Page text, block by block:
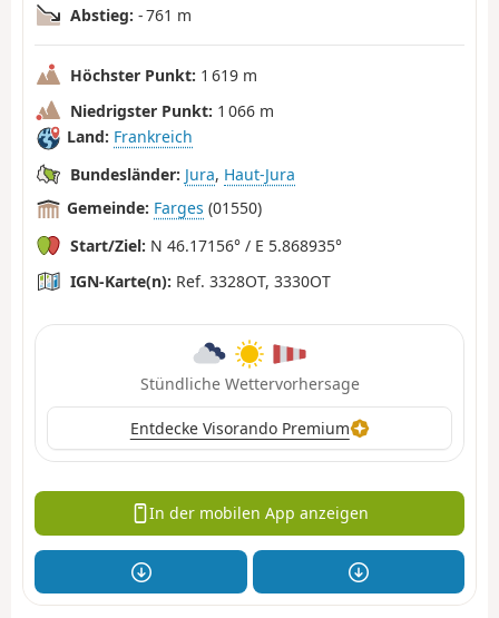
Abstieg: - 761 m
Höchster Punkt: 1 619 m
Niedrigster Punkt: 1 066 m
Land: Frankreich
Bundesländer: Jura, Haut-Jura
Gemeinde: Farges (01550)
Start/Ziel: N 46.17156° / E 5.868935°
IGN-Karte(n): Ref. 3328OT, 3330OT
Stündliche Wettervorhersage
Entdecke Visorando Premium
In der mobilen App anzeigen